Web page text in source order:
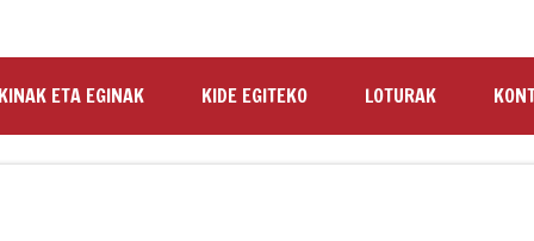
ETA EGINAK KIDE EGITEKO LOTURAK